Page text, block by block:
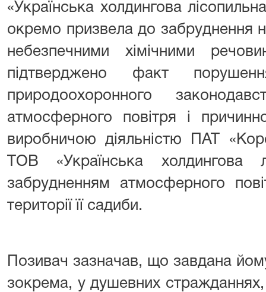
«Українська холдингова
окремо призвела до забруднення
небезпечними хімічними
підтверджено факт
природоохоронного
атмосферного повітря і
виробничою діяльністю ПАТ
ТОВ «Українська холдингова
забрудненням атмосферного
території її садиби.
Позивач зазначав, що завдана
зокрема, у душевних стражданнях,